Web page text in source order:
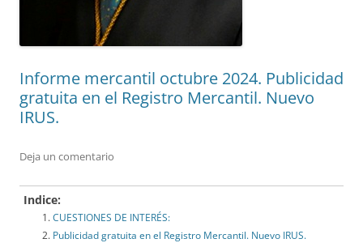
Informe mercantil octubre 2024. Publicidad
gratuita en el Registro Mercantil. Nuevo
IRUS.
Deja un comentario
Indice:
CUESTIONES DE INTERÉS:
Publicidad gratuita en el Registro Mercantil. Nuevo IRUS.